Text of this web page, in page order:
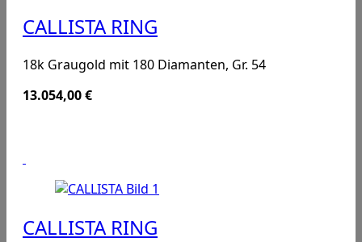
CALLISTA RING
18k Graugold mit 180 Diamanten, Gr. 54
13.054,00€
CALLISTA RING